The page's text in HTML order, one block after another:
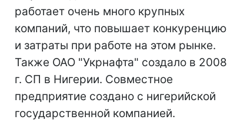
работает очень много крупных
компаний, что повышает конкуренцию
и затраты при работе на этом рынке.
Также ОАО "Укрнафта" создало в 2008
г. СП в Нигерии. Совместное
предприятие создано с нигерийской
государственной компанией.